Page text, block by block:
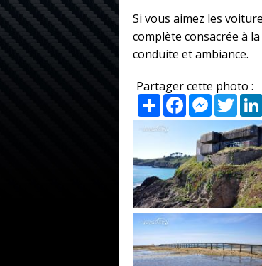
Si vous aimez les
complète consacrée à
conduite et ambiance.
Partager cette photo :
PartagerFacebook